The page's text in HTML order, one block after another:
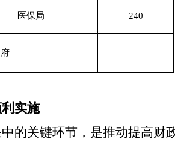
医保局 240
实施
的关键环节，是推动提高财